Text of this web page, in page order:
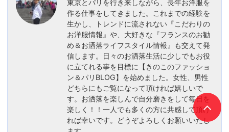
東京とパリを行き来しながら、長年お洋服を
作る仕事をしてきました。これまでの経験を
生かし、トレンドに流されない『こだわりの
お洋服情報』や、大好きな『フランスのお勧
め＆お洒落ライフスタイル情報』も交えて発
信します。日々のお洒落生活に少しでもお役
に立てれる事を目標に【きのこのファッショ
ン＆パリBLOG】を始めました。女性、男性
どちらにもご覧になって頂ければ嬉しいで
す。お洒落を楽しんで自分磨きをして毎日を
楽しく！！一人でも多くの方に共感して頂け
れば幸いです。どうぞよろしくお願いいたし